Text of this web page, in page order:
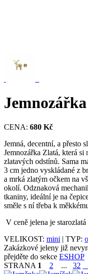
CENA: 680 Kč
Jemná, decentní, a přesto
Jemnozářka Zlatá, která
zlatavých odstínů. Sama
3 cm jedno vyskládané z
a mrká zlatým očkem na
okolí. Odznaková
tkaniny, ideální je na
směle s ní třeba k
V ceně jelena je
VELIKOST: mini | TYP:
Zakázkové jeleny již
přejděte do sekce ESHOP
STRANA 1 2 ... 32